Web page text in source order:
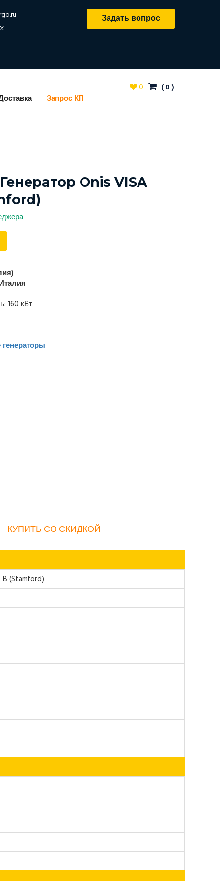
Задать вопрос
Запрос КП
0 ( 0)
Onis VISA
160 кВт
КУПИТЬ СО СКИДКОЙ
B (Stamford)